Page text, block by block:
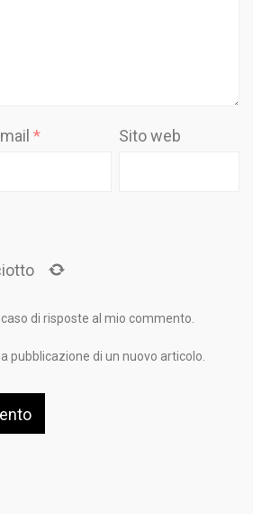
* Sito web
di risposte al mio commento.
pubblicazione di un nuovo articolo.